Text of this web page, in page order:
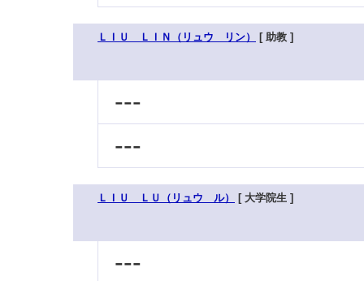
ＬＩＵ ＬＩＮ（リュウ リン） [ 助教 ]
---
---
ＬＩＵ ＬＵ（リュウ ル） [ 大学院生 ]
---